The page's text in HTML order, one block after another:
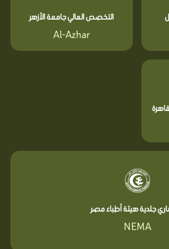
التخصص العالي جامعة الأزهر
Al-Azhar
جلدية هيئة أطباء مصر
NEMA